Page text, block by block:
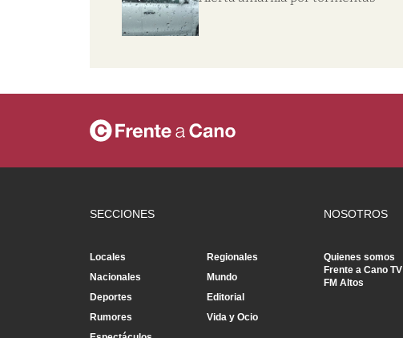
SECCIONES
Locales
Regionales
Nacionales
Mundo
Deportes
Editorial
Rumores
Vida y Ocio
NOSOTROS
Quienes somos
Frente a Cano TV
FM Altos